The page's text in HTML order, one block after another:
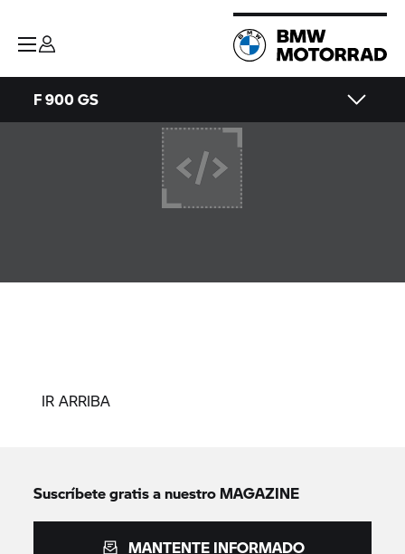
F 900 GS
IR ARRIBA
Suscríbete gratis a nuestro MAGAZINE
MANTENTE INFORMADO